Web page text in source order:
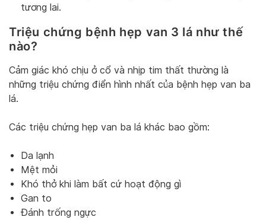
tương lai.
Triệu chứng bệnh hẹp van 3 lá như thế
nào?
Cảm giác khó chịu ở cổ và nhịp tim thất thường là
những triệu chứng điển hình nhất của bệnh hẹp van ba
lá.
Các triệu chứng hẹp van ba lá khác bao gồm:
Da lạnh
Mệt mỏi
Khó thở khi làm bất cứ hoạt động gì
Gan to
Đánh trống ngực